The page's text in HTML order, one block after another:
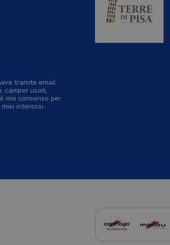
tramite email
camper usati,
mio consenso per
interessi.